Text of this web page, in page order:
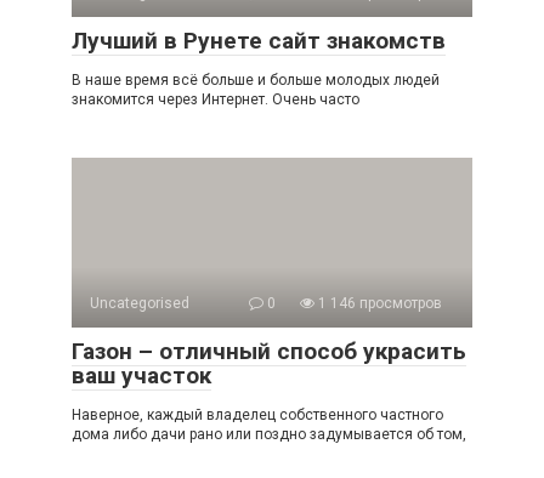
Лучший в Рунете сайт знакомств
В наше время всё больше и больше молодых людей
знакомится через Интернет. Очень часто
Uncategorised 0 1 146 просмотров
Газон – отличный способ украсить
ваш участок
Наверное, каждый владелец собственного частного
дома либо дачи рано или поздно задумывается об том,